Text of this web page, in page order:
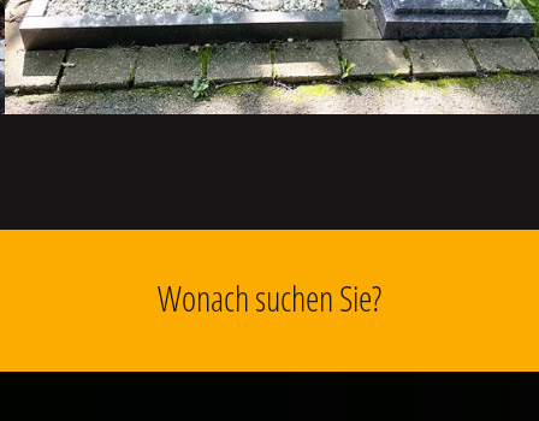
Wonach suchen Sie?